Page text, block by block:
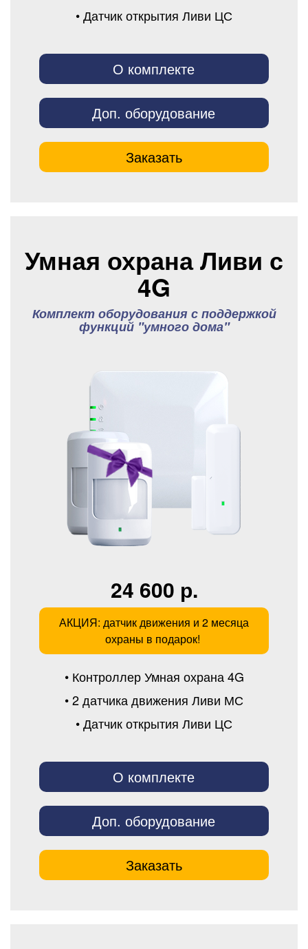
• Датчик открытия Ливи ЦС
О комплекте
Доп. оборудование
Заказать
Умная охрана Ливи с
4G
Комплект оборудования с поддержкой
функций "умного дома"
24 600 р.
АКЦИЯ: датчик движения и 2 месяца
охраны в подарок!
• Контроллер Умная охрана 4G
• 2 датчика движения Ливи МС
• Датчик открытия Ливи ЦС
О комплекте
Доп. оборудование
Заказать